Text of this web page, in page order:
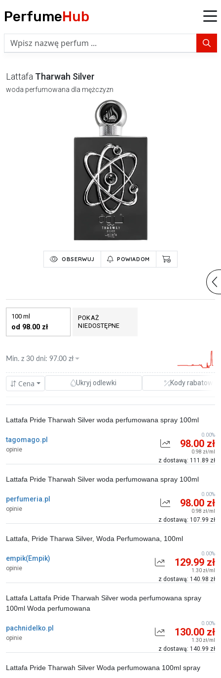
PerfumeHub
Lattafa Tharwah Silver
woda perfumowana dla mężczyzn
OBSERWUJ POWIADOM
100 ml
od 98.00 zł
POKAŻ
NIEDOSTĘPNE
Cena Ukryj odlewki Kody rabatowe
Min. z 30 dni: 97.00 zł
tagomago.pl
opinie
Lattafa Pride Tharwah Silver woda perfumowana spray 100ml
98.00 zł
0.98 zł/ml
z dostawą: 111.89 zł
0.00%
perfumeria.pl
opinie
Lattafa Pride Tharwah Silver woda perfumowana spray 100ml
98.00 zł
0.98 zł/ml
z dostawą: 107.99 zł
0.00%
empik(Empik)
opinie
Lattafa, Pride Tharwa Silver, Woda Perfumowana, 100ml
129.99 zł
1.30 zł/ml
z dostawą: 140.98 zł
0.00%
pachnidelko.pl
opinie
Lattafa Lattafa Pride Tharwah Silver woda perfumowana spray
100ml Woda perfumowana
130.00 zł
1.30 zł/ml
z dostawą: 140.99 zł
0.00%
Lattafa Pride Tharwah Silver Woda perfumowana 100ml spray